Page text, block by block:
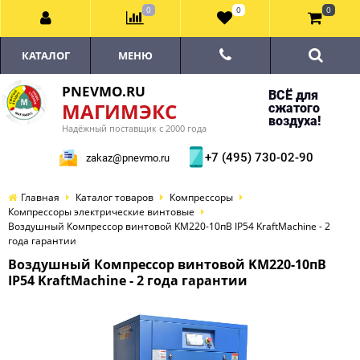
PNEVMO.RU
МАГИМЭКС
Надёжный поставщик с 2000 года
ВСЁ для
сжатого
воздуха!
zakaz@pnevmo.ru +7 (495) 730-02-90
КАТАЛОГ МЕНЮ
Главная Каталог товаров
Компрессоры
Компрессоры электрические винтовые
Воздушный Компрессор винтовой KM220-10пВ IP54 KraftMachine - 2
года гарантии
Воздушный Компрессор винтовой KM220-10пВ
IP54 KraftMachine - 2 года гарантии
0 0 0